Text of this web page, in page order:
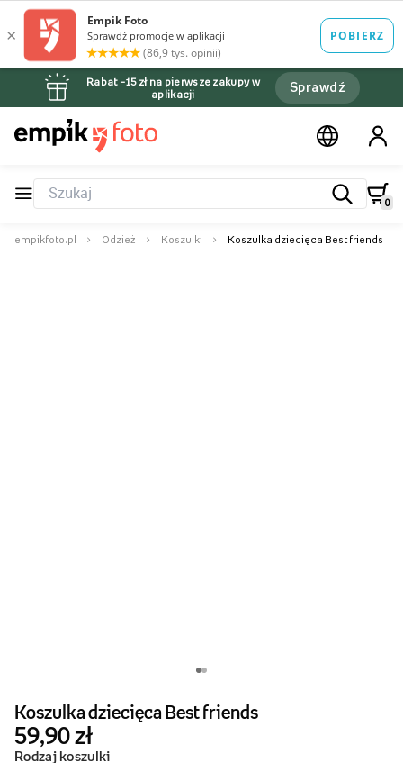
Rabat –15 zł na pierwsze zakupy w
aplikacji
Sprawdź
0
empikfoto.pl Odzież Koszulki Koszulka dziecięca Best friends